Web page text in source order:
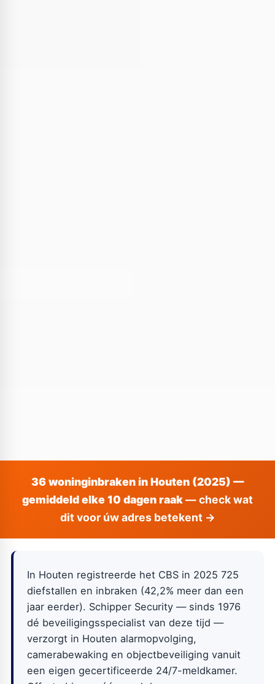
36 woninginbraken in Houten (2025) —
gemiddeld elke 10 dagen raak— check wat
dit voor úw adres betekent →
In Houten registreerde het CBS in 2025 725
diefstallen en inbraken (42,2% meer dan een
jaar eerder). Schipper Security — sinds 1976
dé beveiligingsspecialist van deze tijd —
verzorgt in Houten alarmopvolging,
camerabewaking en objectbeveiliging vanuit
een eigen gecertificeerde 24/7-meldkamer.